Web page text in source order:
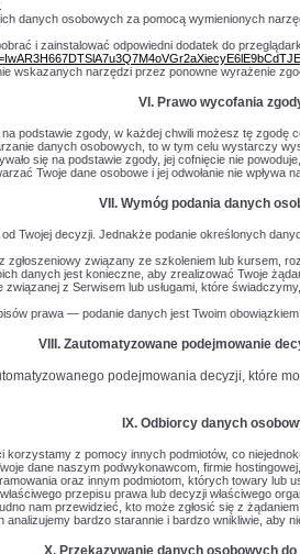
danych osobowych za pomocą wymienionych
i zainstalować odpowiedni dodatek do
wskazanych narzędzi przez ponowne wyrażenie
VI. Prawo wycofania
podstawie zgody, w każdej chwili możesz tę zgodę
danych osobowych, to w tym celu wystarczy
się na podstawie zgody, jej cofnięcie nie
Twoje dane osobowe i jej odwołanie nie
VII. Wymóg podania danych
Twojej decyzji. Jednakże podanie określonych
zgłoszeniowy związany ze szkoleniem lub kursem,
danych jest konieczne, aby zrealizować Twoje
z Serwisem lub usługami, które
prawa — podanie danych jest Twoim obowiązkiem.
VIII. Zautomatyzowane podejmowanie
podejmowania decyzji, które
IX. Odbiorcy danych
korzystamy z pomocy innych podmiotów, co
dane naszym podwykonawcom, firmie
oraz innym podmiotom, których towary lub
przepisu prawa lub decyzji właściwego
nam przewidzieć, kto może zgłosić się z
bardzo starannie i bardzo wnikliwie, aby
X. Przekazywanie danych osobowych